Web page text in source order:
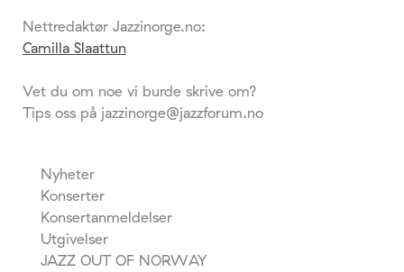
Nettredaktør Jazzinorge.no:
Camilla Slaattun
Vet du om noe vi burde skrive om?
Tips oss på jazzinorge@jazzforum.no
Nyheter
Konserter
Konsertanmeldelser
Utgivelser
JAZZ OUT OF NORWAY